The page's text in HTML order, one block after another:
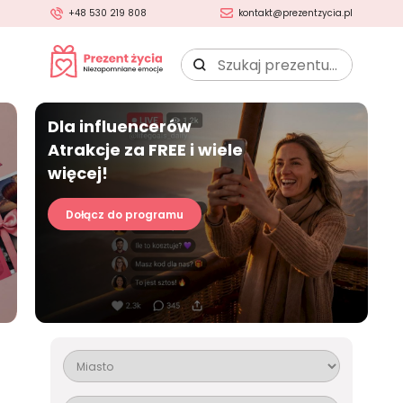
+48 530 219 808 kontakt@prezentzycia.pl
Szukaj
prezentu:
Dla influencerów
Atrakcje za FREE i wiele
więcej!
Dołącz do programu